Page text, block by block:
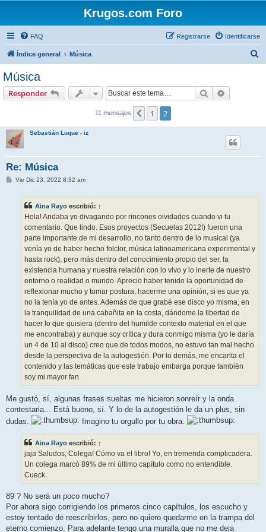
Krugos.com Foro
FAQ Identificarse
Registrarse
Índice general Música
Música
Responder Buscar
11 mensajes Anterior
1 2
Sebastián Luque - iz
Re: Música
MVie Dic 23, 2022 8:32 am
Aina Rayo escribió: ↑
Hola! Andaba yo divagando por rincones olvidados cuando vi tu
comentario. Que lindo. Esos proyectos (Secuelas 2012!) fueron una
parte importante de mi desarrollo, no tanto dentro de lo musical (ya
venía yo de haber hecho folclor, música latinoamericana experimental y
hasta rock), pero más dentro del conocimiento propio del ser, la
existencia humana y nuestra relación con lo vivo y lo inerte de nuestro
entorno o realidad o mundo. Aprecio haber tenido la oportunidad de
reflexionar mucho y tomar postura, hacerme una opinión, si es que ya
no la tenía yo de antes. Además de que grabé ese disco yo misma, en
la tranquilidad de una cabañita en la costa, dándome la libertad de
hacer lo que quisiera (dentro del humilde contexto material en el que
me encontraba) y aunque soy crítica y dura conmigo misma (yo le daría
un 4 de 10 al disco) creo que de todos modos, no estuvo tan mal hecho
desde la perspectiva de la autogestión. Por lo demás, me encanta el
contenido y las temáticas que este trabajo embarga porque también
soy mi mayor fan.
Me gustó, sí, algunas frases sueltas me hicieron sonreír y la onda
contestaria... Está bueno, sí. Y lo de la autogestión le da un plus, sin
dudas.
Imagino tu orgullo por tu obra.
Aina Rayo escribió: ↑
jaja Saludos, Colega! Cómo va el libro! Yo, en tremenda complicadera.
Un colega marcó 89% de mi último capítulo como no entendible.
Cueck.
89 ? No será un poco mucho?
Por ahora sigo corrigiendo los primeros cinco capítulos, los escucho y
estoy tentado de reescribirlos, pero no quiero quedarme en la trampa del
eterno comienzo. Para adelante tengo una muralla que no me deja